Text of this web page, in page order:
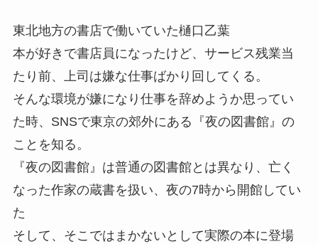
東北地方の書店で働いていた樋口乙葉
本が好きで書店員になったけど、サービス残業当
たり前、上司は嫌な仕事ばかり回してくる。
そんな環境が嫌になり仕事を辞めようか思ってい
た時、SNSで東京の郊外にある『夜の図書館』の
ことを知る。
『夜の図書館』は普通の図書館とは異なり、亡く
なった作家の蔵書を扱い、夜の7時から開館してい
た
そして、そこではまかないとして実際の本に登場